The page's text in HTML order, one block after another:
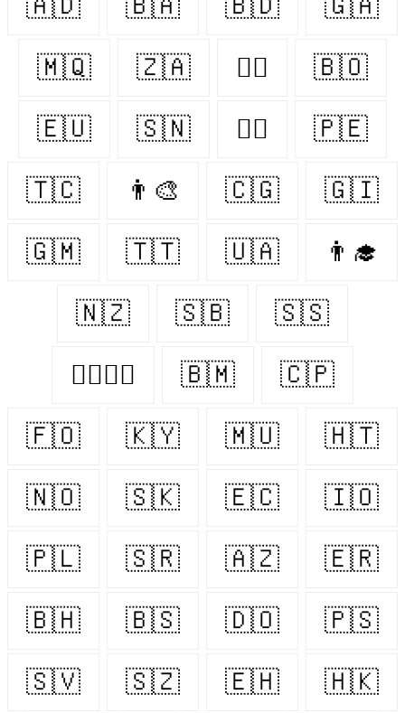
🇦🇩 🇧🇦 🇧🇩 🇬🇦
🇲🇶 🇿🇦 👨‍⚕️ 🇧🇴
🇪🇺 🇸🇳 👨‍✈️ 🇵🇪
🇹🇨 👨‍🎨 🇨🇬 🇬🇮
🇬🇲 🇹🇹 🇺🇦 👨‍🎓
🇳🇿 🇸🇧 🇸🇸
👩‍❤️‍💋‍👨 🇧🇲 🇨🇵
🇫🇴 🇰🇾 🇲🇺 🇭🇹
🇳🇴 🇸🇰 🇪🇨 🇮🇴
🇵🇱 🇸🇷 🇦🇿 🇪🇷
🇧🇭 🇧🇸 🇩🇴 🇵🇸
🇸🇻 🇸🇿 🇪🇭 🇭🇰